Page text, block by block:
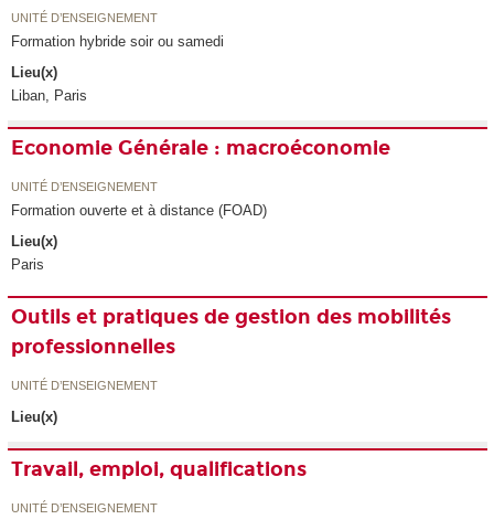
UNITÉ D’ENSEIGNEMENT
Formation hybride soir ou samedi
Lieu(x)
Liban, Paris
Economie Générale : macroéconomie
UNITÉ D’ENSEIGNEMENT
Formation ouverte et à distance (FOAD)
Lieu(x)
Paris
Outils et pratiques de gestion des mobilités
professionnelles
UNITÉ D’ENSEIGNEMENT
Lieu(x)
Travail, emploi, qualifications
UNITÉ D’ENSEIGNEMENT